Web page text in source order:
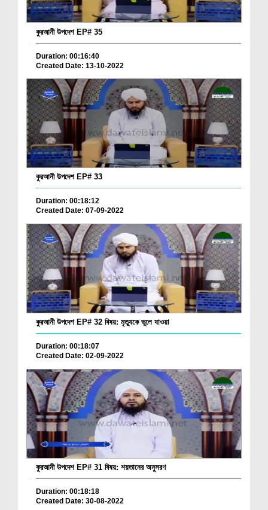
কুরআনী উপদেশ EP# 35
Duration: 00:16:40
Created Date: 13-10-2022
কুরআনী উপদেশ EP# 33
Duration: 00:18:12
Created Date: 07-09-2022
কুরআনী উপদেশ EP# 32 বিষয়: মৃত্যুকে ভুলে যাওয়া
Duration: 00:18:07
Created Date: 02-09-2022
কুরআনী উপদেশ EP# 31 বিষয়: শয়তানের অনুসরণ
Duration: 00:18:18
Created Date: 30-08-2022